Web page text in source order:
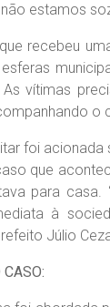
estamos
recebeu
vítimas
o
foi
que
para casa.
à
Júlio